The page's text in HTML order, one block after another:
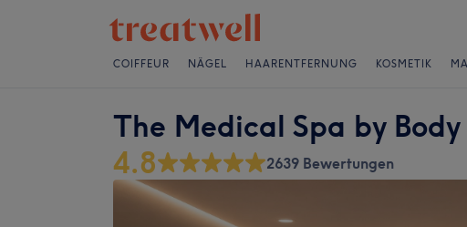
COIFFEUR NÄGEL HAARENTFERNUNG KOSMETIK
The Medical Spa by Body
4.8 2639 Bewertungen